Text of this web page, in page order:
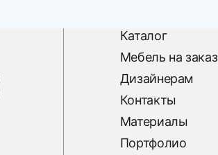
Каталог
Мебель на заказ
Дизайнерам
Контакты
Материалы
Портфолио